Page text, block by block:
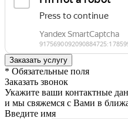
* Обязательные поля
Заказать звонок
Укажите ваши контактные
и мы свяжемся с Вами в
Введите имя